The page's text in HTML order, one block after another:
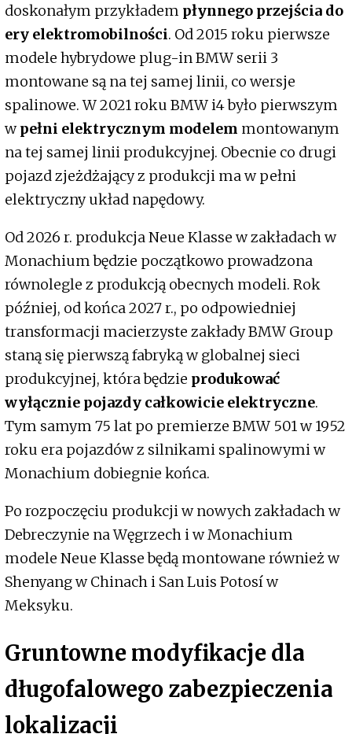
doskonałym przykładem płynnego przejścia do
ery elektromobilności. Od 2015 roku pierwsze
modele hybrydowe plug-in BMW serii 3
montowane są na tej samej linii, co wersje
spalinowe. W 2021 roku BMW i4 było pierwszym
wpełni elektrycznym modelem montowanym
na tej samej linii produkcyjnej. Obecnie co drugi
pojazd zjeżdżający z produkcji ma w pełni
elektryczny układ napędowy.
Od 2026 r. produkcja Neue Klasse w zakładach w
Monachium będzie początkowo prowadzona
równolegle z produkcją obecnych modeli. Rok
później, od końca 2027 r., po odpowiedniej
transformacji macierzyste zakłady BMW Group
staną się pierwszą fabryką w globalnej sieci
produkcyjnej, która będzie produkować
wyłącznie pojazdy całkowicie elektryczne.
Tym samym 75 lat po premierze BMW 501 w 1952
roku era pojazdów z silnikami spalinowymi w
Monachium dobiegnie końca.
Po rozpoczęciu produkcji w nowych zakładach w
Debreczynie na Węgrzech i w Monachium
modele Neue Klasse będą montowane również w
Shenyang w Chinach i San Luis Potosí w
Meksyku.
Gruntowne modyfikacje dla
długofalowego zabezpieczenia
lokalizacji